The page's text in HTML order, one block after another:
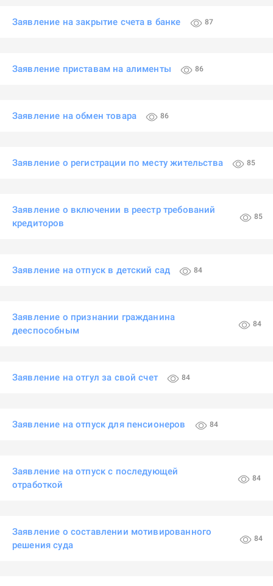
Заявление на закрытие счета в банке 87
Заявление приставам на алименты 86
Заявление на обмен товара 86
Заявление о регистрации по месту жительства 85
Заявление о включении в реестр требований
кредиторов
85
Заявление на отпуск в детский сад 84
Заявление о признании гражданина
дееспособным
84
Заявление на отгул за свой счет 84
Заявление на отпуск для пенсионеров 84
Заявление на отпуск с последующей
отработкой
84
Заявление о составлении мотивированного
решения суда
84